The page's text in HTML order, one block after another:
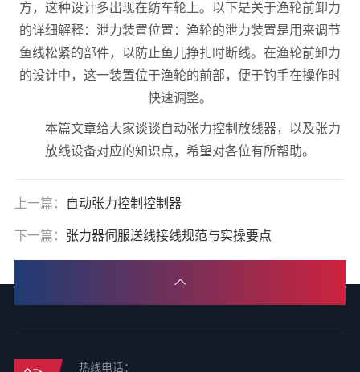
方，这种设计多出现在纺车轮上。以下是关于渔轮前卸力
的详细解释：泄力装置位置：渔轮的泄力装置是用来调节
鱼线松紧的部件，以防止鱼儿挣扎时断线。在渔轮前卸力
的设计中，这一装置位于渔轮的前部，便于钓手在操作时
快速调整。
本篇文章给大家谈谈自动张力控制放线器，以及张力
放线设备对应的知识点，希望对各位有所帮助。
上一篇： 自动张力控制控制器
下一篇： 张力器伺服送线接线规范与实操要点
热线电话：